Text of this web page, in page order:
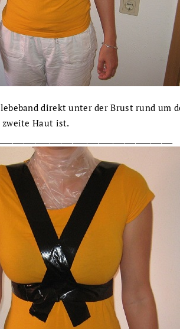
direkt unter der Brust rund um
zweite Haut ist.